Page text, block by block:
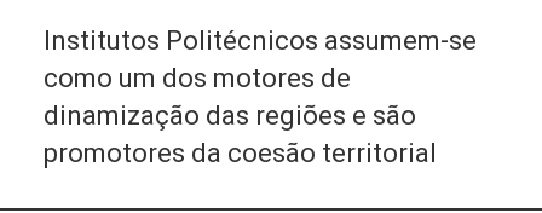
Institutos Politécnicos assumem-se
como um dos motores de
dinamização das regiões e são
promotores da coesão territorial